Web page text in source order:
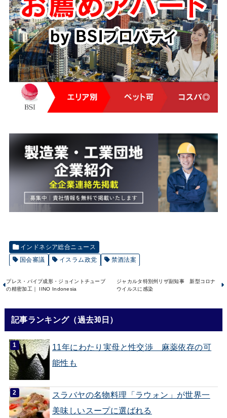
インドネシア総合ニュース
国会審議
イスラム政党 禁酒法案
プレス・パイプ成形・ジョイントチューブ
の精密加工｜ IINO Indonesia
ジャカルタ特別州リザ副知事 新型コロナ
ウイルスに感染
記事ランキング（過去30日）
11年にわたり実母と性交渉 麻薬依存の可
能性も
スラバヤの名物料理「ラウォン」が世界一
美味しいスープに選ばれる